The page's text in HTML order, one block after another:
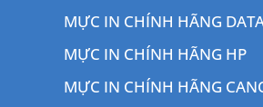
MỰC IN CHÍNH HÃNG
MỰC IN CHÍNH HÃNG HP
MỰC IN CHÍNH HÃNG